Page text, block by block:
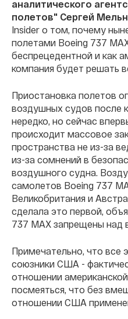
аналитического
полетов" Сергей
Insider о том, почему
полетами Boeing 737
беспрецедентной и как
компания будет решать
Приостановка полетов
воздушных судов после
нередко, но сейчас
происходит массовое
пространства не из-за
из-за сомнений в
воздушного судна.
самолетов Boeing 737
Великобритания и
сделала это первой,
737 MAX запрещены над
Примечательно, что все
союзники США -
отношении
посмеяться, что без
отношении США